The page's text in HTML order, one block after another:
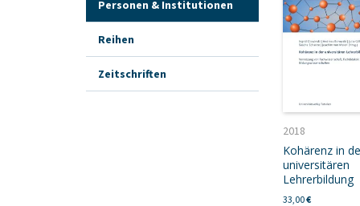
2018
Kohärenz in
universitären
Lehrerbildung
33,00€
Personen & Institutionen
Reihen
Zeitschriften